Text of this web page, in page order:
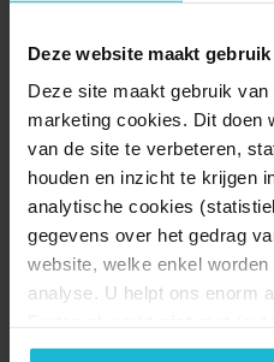
Deze website maakt
Deze site maakt gebruik
marketing cookies. Dit doen
van de site te verbeteren,
houden en inzicht te krijgen
analytische cookies
gegevens over het gedrag
website, welke enkel
analyse. U helpt ons enorm
geen commerciële